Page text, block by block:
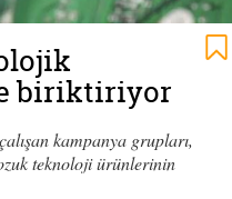
biriktiriyor
kampanya grupları,
teknoloji ürünlerinin